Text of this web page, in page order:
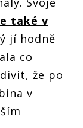
také v
jí hodně
co
že po
v